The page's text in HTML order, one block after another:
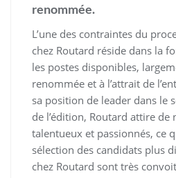
renommée.
L’une des contraintes du
chez Routard réside dans la
les postes disponibles,
renommée et à l’attrait de
sa position de leader dans le
de l’édition, Routard attire
talentueux et passionnés, ce
sélection des candidats plus
chez Routard sont très